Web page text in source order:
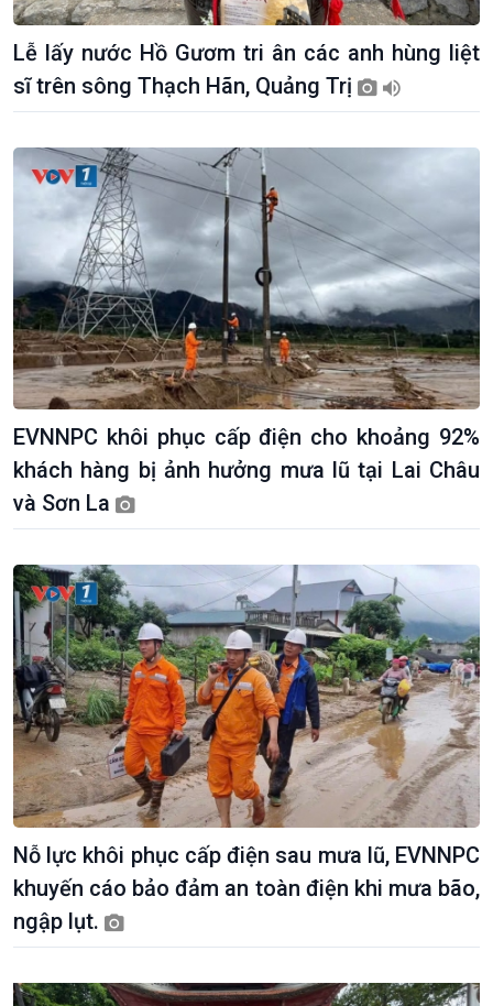
Trước giờ mở cửa
Dòng chảy Kinh tế
Sức sống hàng Việt
Khởi nghiệp
thương mại
đảo
Mùa vàng
Biển đảo Việt Nam
Tâm tình biên giới và hải
Tìm hiểu biển, đảo Việt
Lễ lấy nước Hồ Gươm tri ân các anh hùng liệt
sĩ trên sông Thạch Hãn, Quảng Trị
EVNNPC khôi phục cấp điện cho khoảng 92%
khách hàng bị ảnh hưởng mưa lũ tại Lai Châu
và Sơn La
Nỗ lực khôi phục cấp điện sau mưa lũ, EVNNPC
khuyến cáo bảo đảm an toàn điện khi mưa bão,
ngập lụt.